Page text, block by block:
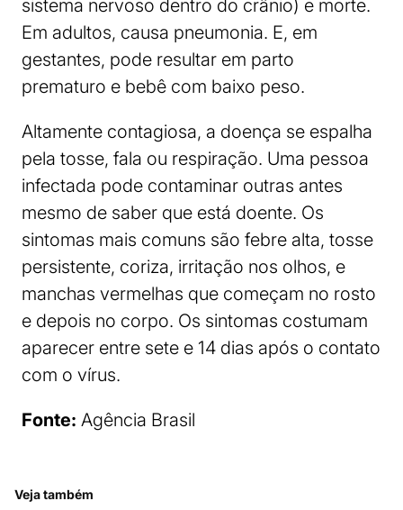
sistema nervoso dentro do crânio) e morte.
Em adultos, causa pneumonia. E, em
gestantes, pode resultar em parto
prematuro e bebê com baixo peso.
Altamente contagiosa, a doença se espalha
pela tosse, fala ou respiração. Uma pessoa
infectada pode contaminar outras antes
mesmo de saber que está doente. Os
sintomas mais comuns são febre alta, tosse
persistente, coriza, irritação nos olhos, e
manchas vermelhas que começam no rosto
e depois no corpo. Os sintomas costumam
aparecer entre sete e 14 dias após o contato
com o vírus.
Fonte: Agência Brasil
Veja também